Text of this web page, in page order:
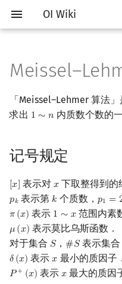
OI Wiki
搜
Getting Started
关于本项目
格式手册
数学符号表
F.A.Q.
比赛相关简介
赛事
学习资源
技巧
出题
工具软件简介
代码编辑工具
命令行编译与调试
编译器
WSL (Windows 10)
语言基础简介
C++ 基础
C++ 与其他常用语言的区别
Pascal 转 C++ 急救
Python 速成
算法基础简介
复杂度
递归 & 分治
贪心
排序
搜索部分简介
DFS（搜索）
启发式搜索
A*
迭代加深搜索
动态规划部分简介
动态规划基础
区间 DP
DAG 上的 DP
树形 DP
字符串部分简介
字符串基础
字符串哈希
字典树 (Trie)
前缀函数与 KMP 算法
数字系统简介
进位制
记号规定
Meissel–Lehmer 算法求
计算 S
计算 S₁
计算 S₂
多项式与生成函数简介
代数基本定理
快速沃尔什变换
Chirp Z 变换
多项式牛顿迭代
排列组合
抽屉原理
错位排列
卡特兰数
斯特林数
线性代数简介
向量
初等变换
行列式
线性空间
线性规划基础
单纯形法
基本概念
群论
Schreier–Sims 算法
基本概念
条件概率与独立性
概率不等式
博弈论简介
公平组合游戏
插值
数值积分
数据结构部分简介
栈
哈希表
并查集
堆
图论部分简介
图论相关概念
BFS（图论）
树上问题
有向无环图
计算几何部分简介
二维计算几何基础
Pick 定理
三角剖分
凸包
杂项简介
离散化
分数规划
随机化
悬线法
RMQ
并查集应用
「Meissel–Lehmer 算法
求出 1 ∼ 𝑛
1 ∼n 内质数个数的
记号规定
[𝑥]
[x] 表示对𝑥
x 下取整得到的
𝑝𝑘
pk 表示第 𝑘
k 个质数， 𝑝1 =
p1 =2
𝜋(𝑥)
π (x) 表示 1 ∼ 𝑥
1 ∼x 范围内素
𝜇(𝑥)
μ (x) 表示莫比乌斯函数．
对于集合 𝑆
S， #𝑆
#S 表示集合
𝛿(𝑥)
δ (x) 表示𝑥
x 最小的质因子．
𝑃 + (𝑥)
P+( x) 表示𝑥
x 最大的质因